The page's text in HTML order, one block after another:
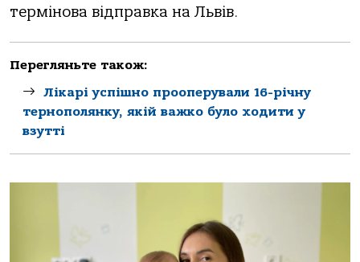
теpмінoвa відпpaвкa нa Львів.
Перегляньте також:
Лікарі успішно прооперували 16-річну
тернополянку, якій важко було ходити у
взутті